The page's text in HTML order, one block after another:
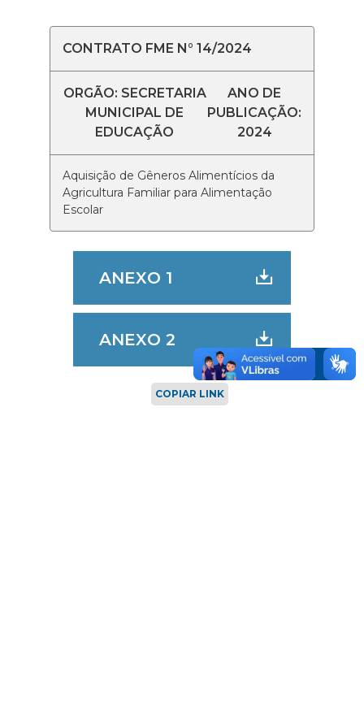
CONTRATO FME N° 14/2024
ORGÃO: SECRETARIA
MUNICIPAL DE
EDUCAÇÃO
ANO DE
PUBLICAÇÃO:
2024
Aquisição de Gêneros Alimentícios da
Agricultura Familiar para Alimentação
Escolar
ANEXO 1
ANEXO 2
COPIAR LINK